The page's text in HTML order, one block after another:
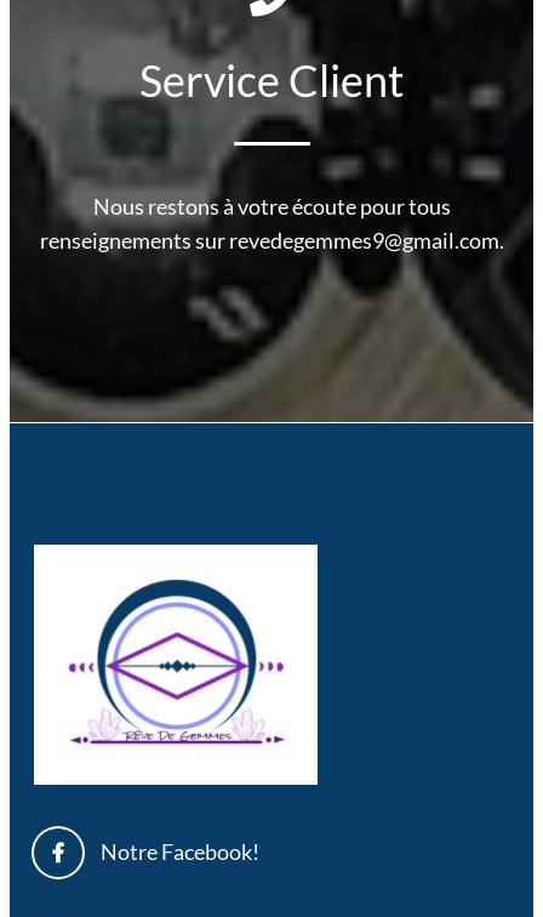
Service Client
Nous restons à votre écoute pour tous
renseignements sur revedegemmes9@gmail.com.
Notre Facebook!